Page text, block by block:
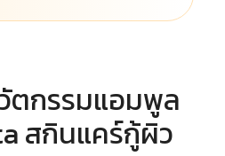
ตกรรมแอมพูล
สกินแคร์กู้ผิว